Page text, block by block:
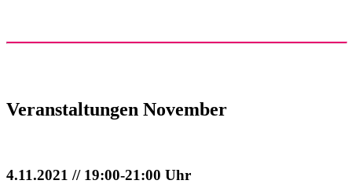
Veranstaltungen November
4.11.2021 // 19:00-21:00 Uhr